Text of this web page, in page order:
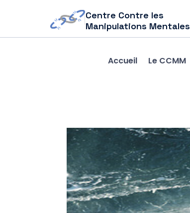
Centre Contre les
Manipulations Mentales
Accueil Le CCMM